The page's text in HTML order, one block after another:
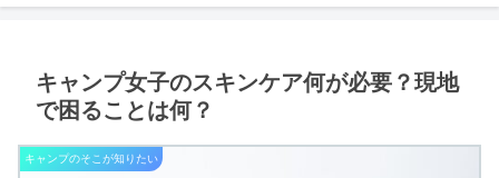
キャンプ女子のスキンケア何が必要？現地
で困ることは何？
キャンプのそこが知りたい